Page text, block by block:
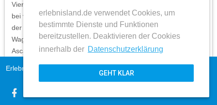
erlebnisland.de verwendet Cookies, um
bestimmte Dienste und Funktionen
bereitzustellen. Deaktivieren der Cookies
innerhalb der Datenschutzerklärung
GEHT KLAR
Vier Tage lang können die Besucher von morgens bis abends
bei verschiedenen Wettkämpfen mitfiebern. Vom Springreiten
der verschiedenen Klassen, über Kutscherkorso oder
Wagenrennen, für jeden ist etwas dabei. Abgerundet wird das
Ascania Pferdefestival von einem abwechslungsreichen
Kontakt und Anschrift
Aschersleber Kulturanstalt
Erlebnisland Sachsen-Anhalt
AGB